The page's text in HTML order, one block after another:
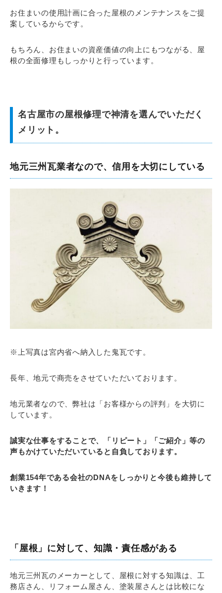
お住まいの使用計画に合った屋根のメンテナンスをご提
案しているからです。
もちろん、お住まいの資産価値の向上にもつながる、屋
根の全面修理もしっかりと行っています。
名古屋市の屋根修理で神清を選んでいただく
メリット。
地元三州瓦業者なので、信用を大切にしている
※上写真は宮内省へ納入した鬼瓦です。
長年、地元で商売をさせていただいております。
地元業者なので、弊社は「お客様からの評判」を大切に
しています。
誠実な仕事をすることで、「リピート」「ご紹介」等の
声もかけていただいていると自負しております。
創業154年である会社のDNAをしっかりと今後も維持して
いきます！
「屋根」に対して、知識・責任感がある
地元三州瓦のメーカーとして、屋根に対する知識は、工
務店さん、リフォーム屋さん、塗装屋さんとは比較にな